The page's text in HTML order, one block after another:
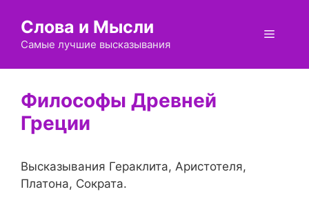
содержимому
Слова и Мысли
Самые лучшие высказывания
Меню
Философы Древней
Греции
Высказывания Гераклита, Аристотеля,
Платона, Сократа.